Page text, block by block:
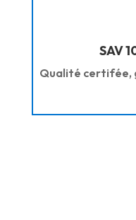
SAV
Qualité certifée,